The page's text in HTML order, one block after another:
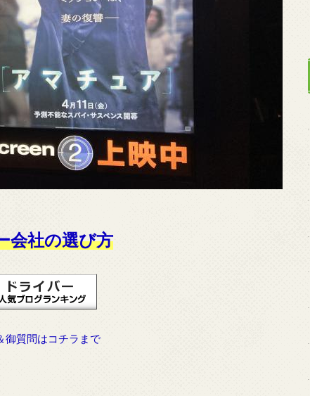
会社の選び方
御質問はコチラまで